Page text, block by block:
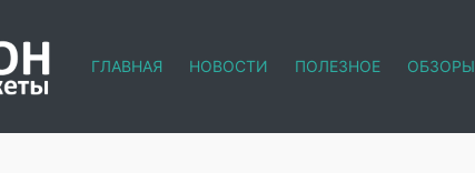
ГЛАВНАЯ НОВОСТИ ПОЛЕЗНОЕ ОБЗОРЫ